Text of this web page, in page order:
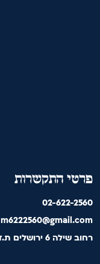
פרטי התקשרות
02-622-2560
m6222560@gmail.com
רחוב שילה 6 ירושלים ת.ד 1884